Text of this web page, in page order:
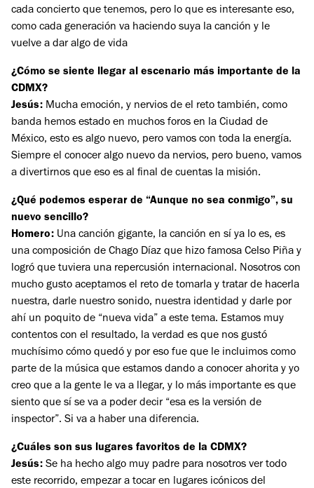
cada concierto que tenemos, pero lo que es interesante eso,
como cada generación va haciendo suya la canción y le
vuelve a dar algo de vida
¿Cómo se siente llegar al escenario más importante de la
CDMX?
Jesús: Mucha emoción, y nervios de el reto también, como
banda hemos estado en muchos foros en la Ciudad de
México, esto es algo nuevo, pero vamos con toda la energía.
Siempre el conocer algo nuevo da nervios, pero bueno, vamos
a divertirnos que eso es al final de cuentas la misión.
¿Qué podemos esperar de “​​Aunque no sea conmigo”, su
nuevo sencillo?
Homero: Una canción gigante, la canción en sí ya lo es, es
una composición de Chago Díaz que hizo famosa Celso Piña y
logró que tuviera una repercusión internacional. Nosotros con
mucho gusto aceptamos el reto de tomarla y tratar de hacerla
nuestra, darle nuestro sonido, nuestra identidad y darle por
ahí un poquito de “nueva vida” a este tema. Estamos muy
contentos con el resultado, la verdad es que nos gustó
muchísimo cómo quedó y por eso fue que le incluimos como
parte de la música que estamos dando a conocer ahorita y yo
creo que a la gente le va a llegar, y lo más importante es que
siento que sí se va a poder decir “esa es la versión de
inspector”. Si va a haber una diferencia.
¿Cuáles son sus lugares favoritos de la CDMX?
Jesús: Se ha hecho algo muy padre para nosotros ver todo
este recorrido, empezar a tocar en lugares icónicos del